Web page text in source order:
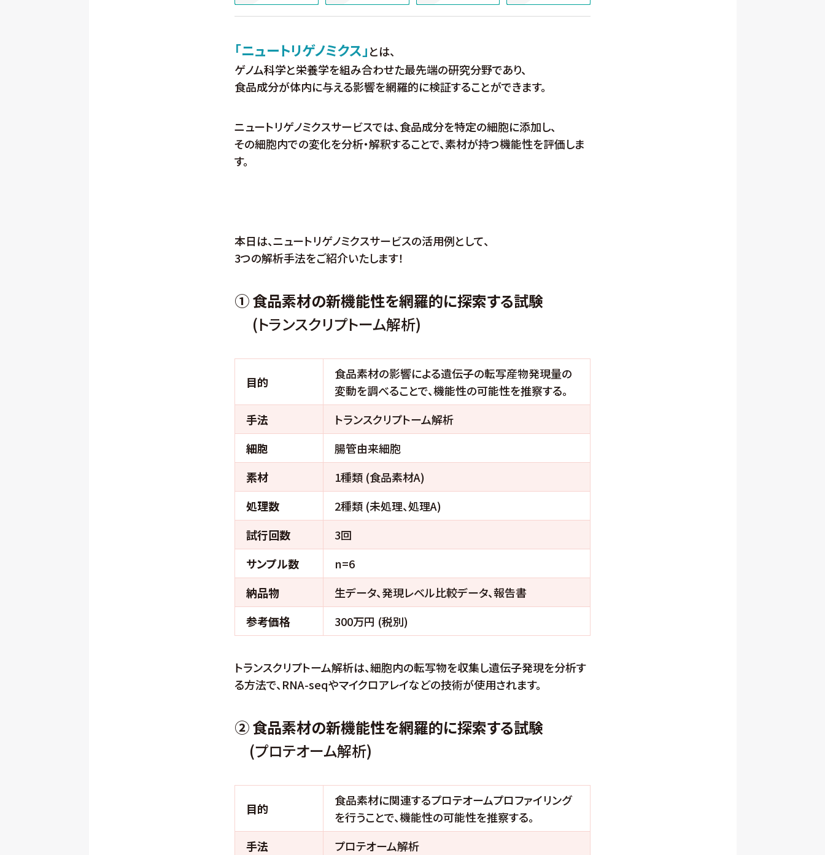
「ニュートリゲノミクス」とは、
ゲノム科学と栄養学を組み合わせた最先端の研究分野であり、
食品成分が体内に与える影響を網羅的に検証することができます。
ニュートリゲノミクスサービスでは、食品成分を特定の細胞に添加し、
その細胞内での変化を分析・解釈することで、素材が持つ機能性を評価しま
す。
本日は、ニュートリゲノミクスサービスの活用例として、
3つの解析手法をご紹介いたします！
① 食品素材の新機能性を網羅的に探索する試験
(トランスクリプトーム解析)
目的
食品素材の影響による遺伝子の転写産物発現量の
変動を調べることで、機能性の可能性を推察する。
手法
トランスクリプトーム解析
細胞
腸管由来細胞
素材
1種類 (食品素材A)
処理数
2種類 (未処理、処理A)
試行回数
3回
サンプル数
n=6
納品物
生データ、発現レベル比較データ、報告書
参考価格
300万円 (税別)
トランスクリプトーム解析は、細胞内の転写物を収集し遺伝子発現を分析す
る方法で、RNA-seqやマイクロアレイなどの技術が使用されます。
② 食品素材の新機能性を網羅的に探索する試験
(プロテオーム解析)
目的
食品素材に関連するプロテオームプロファイリング
を行うことで、機能性の可能性を推察する。
手法
プロテオーム解析